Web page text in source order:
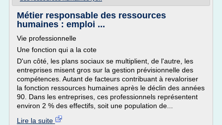
Métier responsable des ressources
humaines : emploi ...
Vie professionnelle
Une fonction qui a la cote
D'un côté, les plans sociaux se multiplient, de l'autre, les
entreprises misent gros sur la gestion prévisionnelle des
compétences. Autant de facteurs contribuant à revaloriser
la fonction ressources humaines après le déclin des années
90. Dans les entreprises, ces professionnels représentent
environ 2 % des effectifs, soit une population de...
Lire la suite